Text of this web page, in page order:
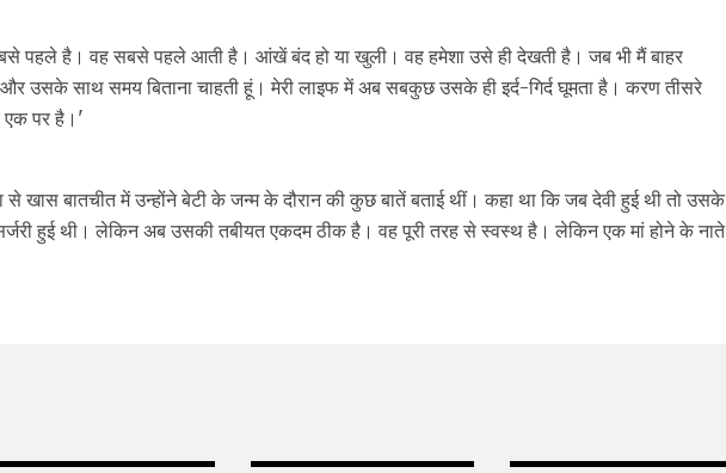
पहले है। वह सबसे पहले आती है। आंखें बंद हो या खुली। वह हमेशा उसे ही देखती है। जब भी मैं बाहर
और उसके साथ समय बिताना चाहती हूं। मेरी लाइफ में अब सबकुछ उसके ही इर्द-गिर्द घूमता है। करण तीसरे
एक पर है।'
खास बातचीत में उन्होंने बेटी के जन्म के दौरान की कुछ बातें बताई थीं। कहा था कि जब देवी हुई थी तो उसके
हुई थी। लेकिन अब उसकी तबीयत एकदम ठीक है। वह पूरी तरह से स्वस्थ है। लेकिन एक मां होने के नाते